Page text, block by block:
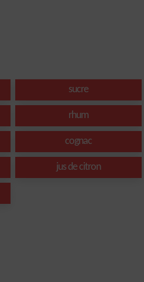
sucre
rhum
cognac
jus de citron